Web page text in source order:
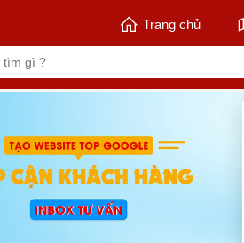
Trang chủ